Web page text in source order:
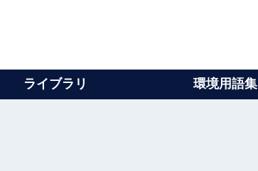
ライブラリ 環境用語集